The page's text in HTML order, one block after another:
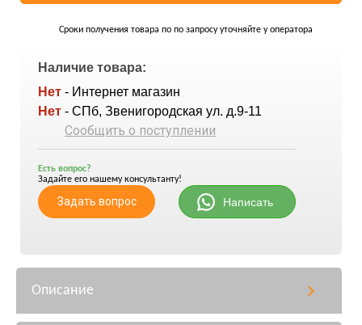
Сроки получения товара по по запросу уточняйте у оператора
Наличие товара:
Нет - Интернет магазин
Нет - СПб, Звенигородская ул. д.9-11
Сообщить о поступлении
Есть вопрос?
Задайте его нашему консультанту!
Задать вопрос Написать
Описание